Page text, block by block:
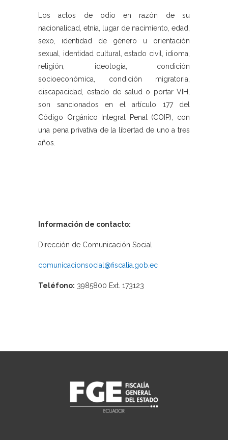
Los actos de odio en razón de su
nacionalidad, etnia, lugar de nacimiento, edad,
sexo, identidad de género u orientación
sexual, identidad cultural, estado civil, idioma,
religión, ideología, condición
socioeconómica, condición migratoria,
discapacidad, estado de salud o portar VIH,
son sancionados en el artículo 177 del
Código Orgánico Integral Penal (COIP), con
una pena privativa de la libertad de uno a tres
años.
Información de contacto:
Dirección de Comunicación Social
comunicacionsocial@fiscalia.gob.ec
Teléfono: 3985800 Ext. 173123